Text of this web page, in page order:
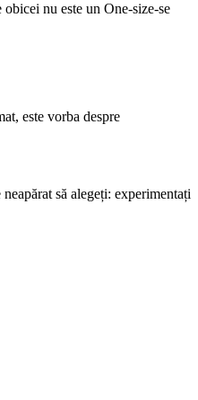
nu este un One-size-se
este vorba despre
să alegeți: experimentați